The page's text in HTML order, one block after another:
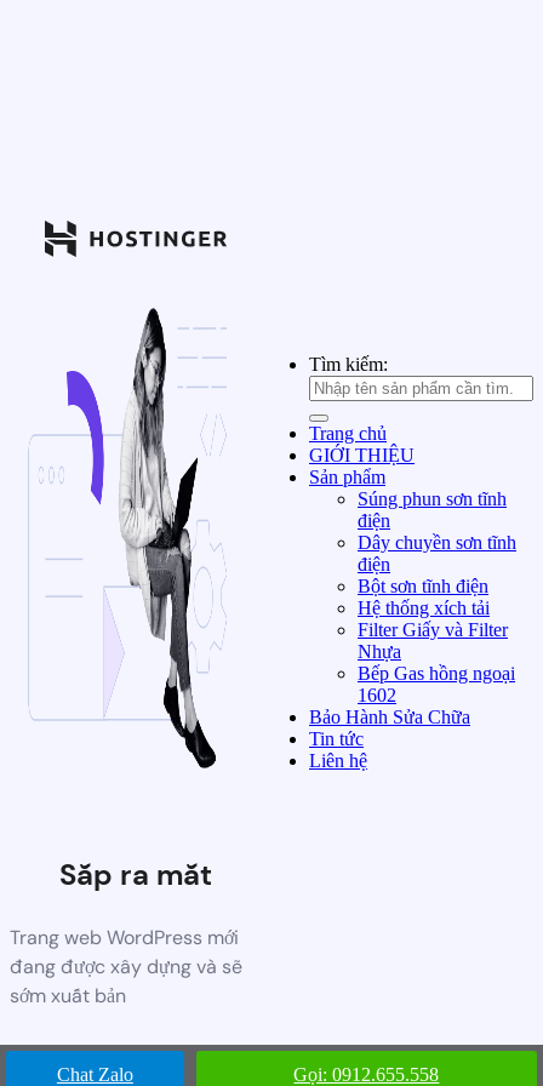
Sắp ra mắt
Trang web WordPress mới
đang được xây dựng và sẽ
sớm xuất bản
Tìm kiếm:
Trang chủ
GIỚI THIỆU
Sản phẩm
Súng phun sơn tĩnh
điện
Dây chuyền sơn tĩnh
điện
Bột sơn tĩnh điện
Hệ thống xích tải
Filter Giấy và Filter
Nhựa
Bếp Gas hồng ngoại
1602
Bảo Hành Sửa Chữa
Tin tức
Liên hệ
Chat Zalo Gọi: 0912.655.558